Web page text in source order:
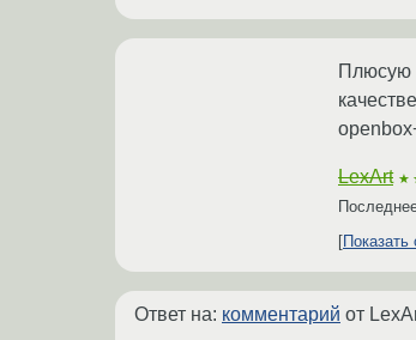
Плюсую
LexArt
Показать
Ответ на: комментарий от